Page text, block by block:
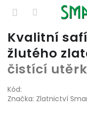
Přejít
obsah
Kvalitní
žlutého
čistící
Kód:
Značka: Zlatnictví